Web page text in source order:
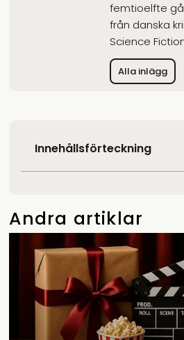
femtioelfte
från danska
Science
Alla inlägg
Innehållsförteckning
Andra artiklar